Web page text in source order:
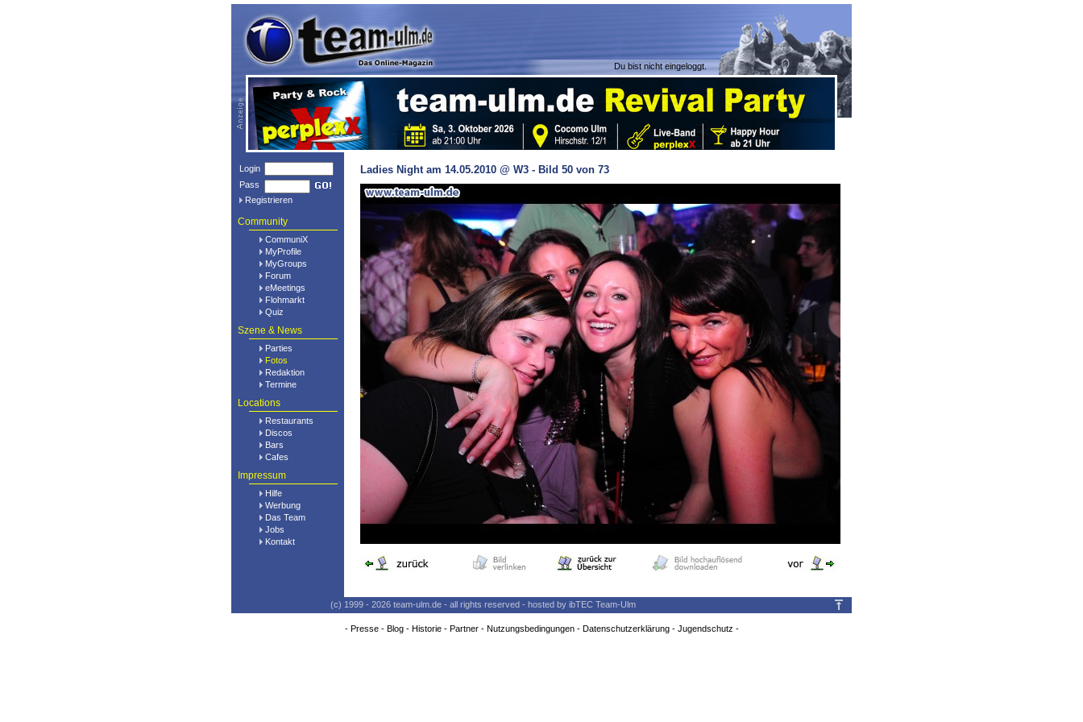
Du bist nicht eingeloggt.
Login
Pass
Registrieren
Community
CommuniX
MyProfile
MyGroups
Forum
eMeetings
Flohmarkt
Quiz
Szene & News
Parties
Fotos
Redaktion
Termine
Locations
Restaurants
Discos
Bars
Cafes
Impressum
Hilfe
Werbung
Das Team
Jobs
Kontakt
Ladies Night am 14.05.2010 @ W3 - Bild 50 von 73
(c) 1999 - 2026 team-ulm.de - all rights reserved - hosted by ibTEC Team-Ulm
- Presse- Blog- Historie- Partner- Nutzungsbedingungen- Datenschutzerklärung- Jugendschutz -